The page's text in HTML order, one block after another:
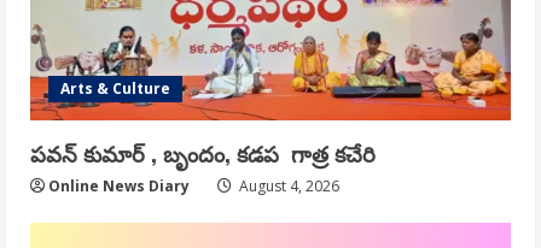
Arts & Culture
పవన్ కుమార్ , బృందం, కడప గాత్ర కచేరి
Online News Diary August 4, 2026